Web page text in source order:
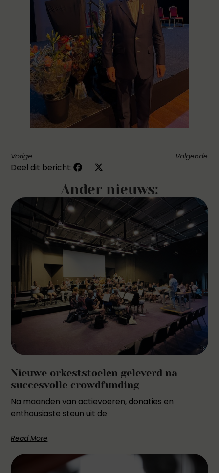
Vorige Volgende
Deel dit bericht:
Ander nieuws:
Nieuwe orkeststoelen geleverd na
succesvolle crowdfunding
Na maanden van actievoeren, donaties en
enthousiaste steun uit de
Read More